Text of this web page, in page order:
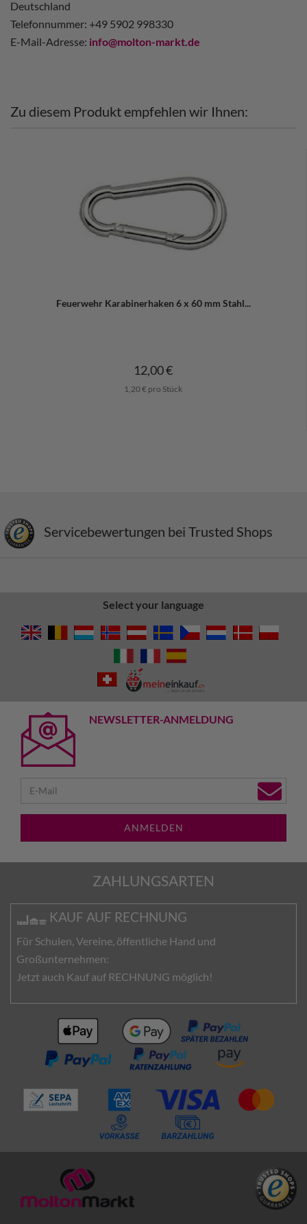
Deutschland
Telefonnummer: +49 5902 998330
E-Mail-Adresse: info@molton-markt.de
Zu diesem Produkt empfehlen wir Ihnen:
Feuerwehr Karabinerhaken 6 x 60 mm Stahl...
12,00 €
1,20 € pro Stück
Servicebewertungen bei Trusted Shops
Select your language
NEWSLETTER-ANMELDUNG
ANMELDEN
ZAHLUNGSARTEN
KAUF AUF RECHNUNG
Für Schulen, Vereine, öffentliche Hand und
Großunternehmen:
Jetzt auch Kauf auf RECHNUNG möglich!